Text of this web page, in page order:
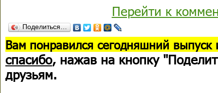
Перейти к
Поделиться…
Вам понравился сегодняшний выпуск
спасибо, нажав на кнопку
друзьям.